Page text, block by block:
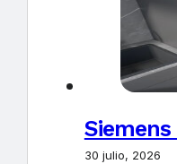
30 julio, 2026